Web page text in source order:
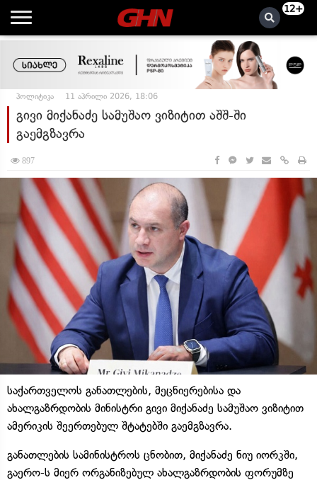
12+
პოლიტიკა 11 აპრილი 2026, 18:06
გივი მიქანაძე სამუშაო ვიზიტით აშშ-ში
გაემგზავრა
897
საქართველოს განათლების, მეცნიერებისა და
ახალგაზრდობის მინისტრი გივი მიქანაძე სამუშაო ვიზიტით
ამერიკის შეერთებულ შტატებში გაემგზავრა.
განათლების სამინისტროს ცნობით, მიქანაძე ნიუ იორკში,
გაერო-ს მიერ ორგანიზებულ ახალგაზრდობის ფორუმზე